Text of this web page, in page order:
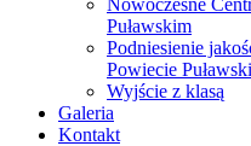
Nowoczesne
Puławskim
Podniesienie
Powiecie
Wyjście z klasą
Galeria
Kontakt